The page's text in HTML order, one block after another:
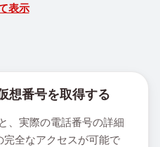
表示
想番号を取得する
、実際の電話番号の詳細
全なアクセスが可能で